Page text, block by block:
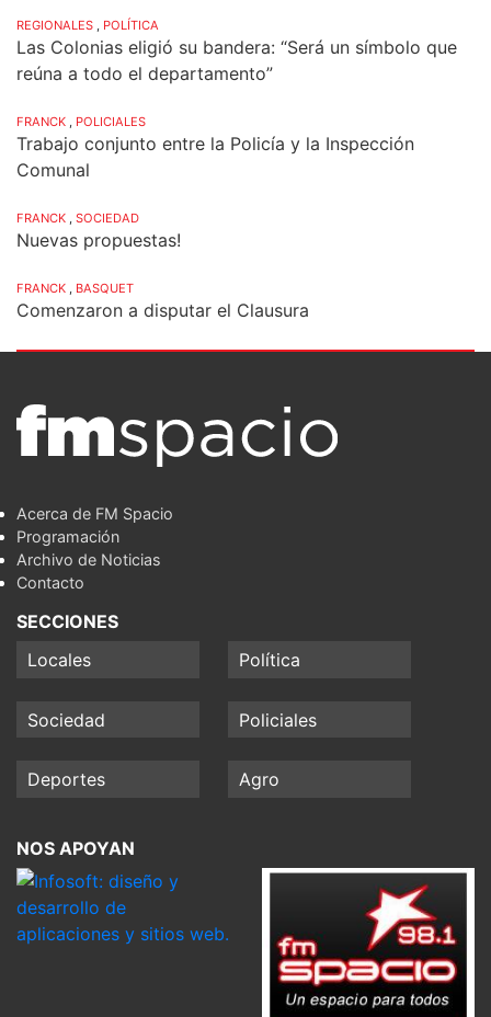
REGIONALES POLÍTICA
Las Colonias eligió su bandera: “Será un símbolo que
reúna a todo el departamento”
FRANCK POLICIALES
Trabajo conjunto entre la Policía y la Inspección
Comunal
FRANCK SOCIEDAD
Nuevas propuestas!
FRANCK BASQUET
Comenzaron a disputar el Clausura
Acerca de FM Spacio
Programación
Archivo de Noticias
Contacto
SECCIONES
Locales
Política
Sociedad Policiales
Deportes Agro
NOS APOYAN